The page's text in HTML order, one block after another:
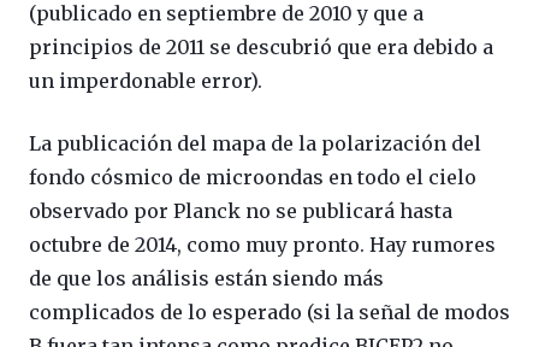
(publicado en septiembre de 2010 y que a
principios de 2011 se descubrió que era debido a
un imperdonable error).
La publicación del mapa de la polarización del
fondo cósmico de microondas en todo el cielo
observado por Planck no se publicará hasta
octubre de 2014, como muy pronto. Hay rumores
de que los análisis están siendo más
complicados de lo esperado (si la señal de modos